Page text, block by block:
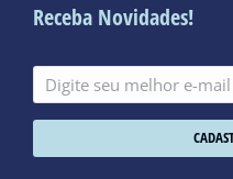
Receba Novidades!